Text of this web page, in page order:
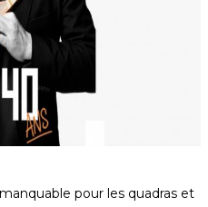
pour les quadras et